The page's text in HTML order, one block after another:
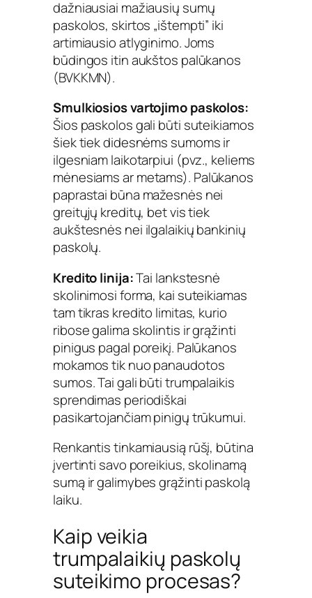
dažniausiai mažiausių sumų
paskolos, skirtos „ištempti” iki
artimiausio atlyginimo. Joms
būdingos itin aukštos palūkanos
(BVKKMN).
Smulkiosios vartojimo paskolos:
Šios paskolos gali būti suteikiamos
šiek tiek didesnėms sumoms ir
ilgesniam laikotarpiui (pvz., keliems
mėnesiams ar metams). Palūkanos
paprastai būna mažesnės nei
greitųjų kreditų, bet vis tiek
aukštesnės nei ilgalaikių bankinių
paskolų.
Kredito linija:Tai lankstesnė
skolinimosi forma, kai suteikiamas
tam tikras kredito limitas, kurio
ribose galima skolintis ir grąžinti
pinigus pagal poreikį. Palūkanos
mokamos tik nuo panaudotos
sumos. Tai gali būti trumpalaikis
sprendimas periodiškai
pasikartojančiam pinigų trūkumui.
Renkantis tinkamiausią rūšį, būtina
įvertinti savo poreikius, skolinamą
sumą ir galimybes grąžinti paskolą
laiku.
Kaip veikia
trumpalaikių paskolų
suteikimo procesas?